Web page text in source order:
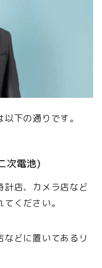
下の通りです。
次電池)
計店、カメラ店など
ください。
どに置いてあるリ